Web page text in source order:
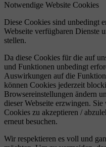
Notwendige Website Cookies
Diese Cookies sind unbedingt
Webseite verfügbaren Dienste
stellen.
Da diese Cookies für die auf
und Funktionen unbedingt
Auswirkungen auf die
können Cookies jederzeit
Browsereinstellungen ändern
dieser Webseite erzwingen.
Cookies zu akzeptieren /
erneut besuchen.
Wir respektieren es voll und